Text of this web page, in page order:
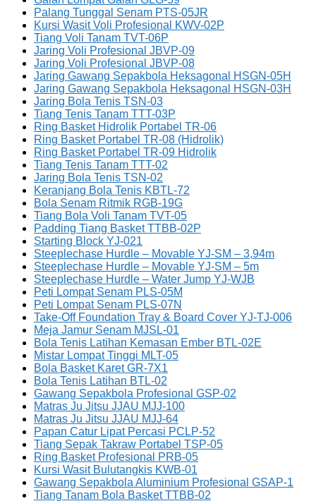
Palang Tunggal Senam PTS-05JR
Kursi Wasit Voli Profesional KWV-02P
Tiang Voli Tanam TVT-06P
Jaring Voli Profesional JBVP-09
Jaring Voli Profesional JBVP-08
Jaring Gawang Sepakbola Heksagonal HSGN-05H
Jaring Gawang Sepakbola Heksagonal HSGN-03H
Jaring Bola Tenis TSN-03
Tiang Tenis Tanam TTT-03P
Ring Basket Hidrolik Portabel TR-06
Ring Basket Portabel TR-08 (Hidrolik)
Ring Basket Portabel TR-09 Hidrolik
Tiang Tenis Tanam TTT-02
Jaring Bola Tenis TSN-02
Keranjang Bola Tenis KBTL-72
Bola Senam Ritmik RGB-19G
Tiang Bola Voli Tanam TVT-05
Padding Tiang Basket TTBB-02P
Starting Block YJ-021
Steeplechase Hurdle – Movable YJ-SM – 3,94m
Steeplechase Hurdle – Movable YJ-SM – 5m
Steeplechase Hurdle – Water Jump YJ-WJB
Peti Lompat Senam PLS-05M
Peti Lompat Senam PLS-07N
Take-Off Foundation Tray & Board Cover YJ-TJ-006
Meja Jamur Senam MJSL-01
Bola Tenis Latihan Kemasan Ember BTL-02E
Mistar Lompat Tinggi MLT-05
Bola Basket Karet GR-7X1
Bola Tenis Latihan BTL-02
Gawang Sepakbola Profesional GSP-02
Matras Ju Jitsu JJAU MJJ-100
Matras Ju Jitsu JJAU MJJ-64
Papan Catur Lipat Percasi PCLP-52
Tiang Sepak Takraw Portabel TSP-05
Ring Basket Profesional PRB-05
Kursi Wasit Bulutangkis KWB-01
Gawang Sepakbola Aluminium Profesional GSAP-1
Tiang Tanam Bola Basket TTBB-02